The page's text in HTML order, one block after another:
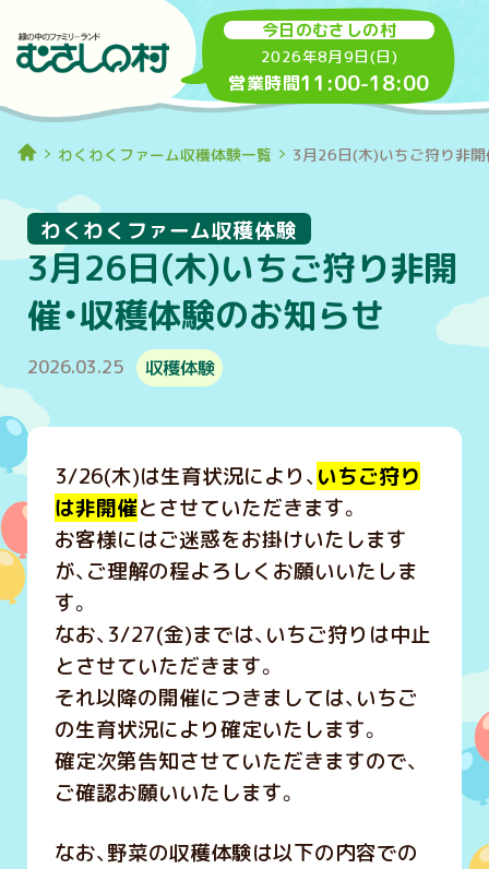
今日のむさしの村
2026年8月9日(日)
営業時間11:00-18:00
わくわくファーム収穫体験一覧 3月26日(木)いちご狩り非開
3月26日(木)いちご狩り非開
催・収穫体験のお知らせ
わくわくファーム収穫体験
2026.03.25 収穫体験
3/26(木)は生育状況により、 いちご狩り
は非開催とさせていただきます。
お客様にはご迷惑をお掛けいたします
が、ご理解の程よろしくお願いいたしま
す。
なお、3/27(金)までは、いちご狩りは中止
とさせていただきます。
それ以降の開催につきましては、いちご
の生育状況により確定いたします。
確定次第告知させていただきますので、
ご確認お願いいたします。
なお、野菜の収穫体験は以下の内容での